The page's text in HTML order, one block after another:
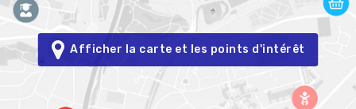
Afficher la carte et les points d'intérêt